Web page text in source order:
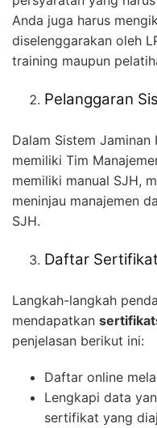
Anda juga harus
diselenggarakan oleh
training maupun
Pelanggaran
Dalam Sistem Jaminan
memiliki Tim
memiliki manual SJH,
meninjau manajemen
SJH.
Daftar
Langkah-langkah
mendapatkan
penjelasan berikut ini:
Daftar online
Lengkapi data
sertifikat yang